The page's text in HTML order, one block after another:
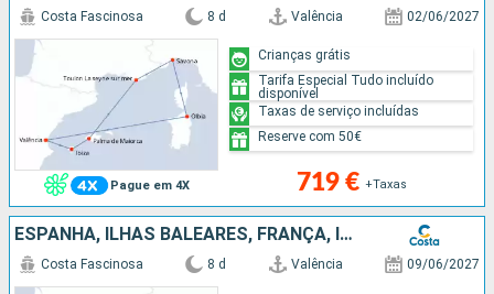
Pague em 4X
Costa Fascinosa 8 d Valência 02/06/2027
719 € +Taxas
Crianças grátis
Tarifa Especial Tudo incluído
disponível
Taxas de serviço incluídas
Reserve com 50€
ESPANHA, ILHAS BALEARES, FRANÇA, ITÁLIA
Costa Fascinosa 8 d Valência 09/06/2027